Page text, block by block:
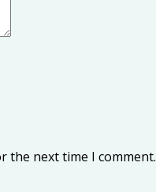
the next time I comment.